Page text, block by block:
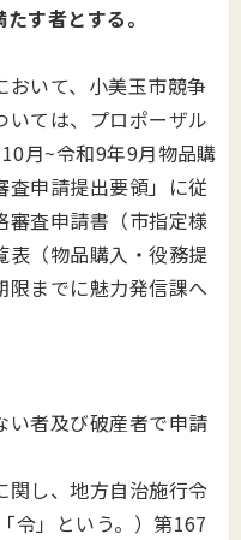
す者とする。
おいて、⼩美⽟市競争
いては、プロポーザル
月~令和9年9月物品購
査申請提出要領」に従
審査申請書（市指定様
（物品購⼊・役務提
までに魅力発信課へ
い者及び破産者で申請
関し、地⽅⾃治施⾏令
令」という。）第167